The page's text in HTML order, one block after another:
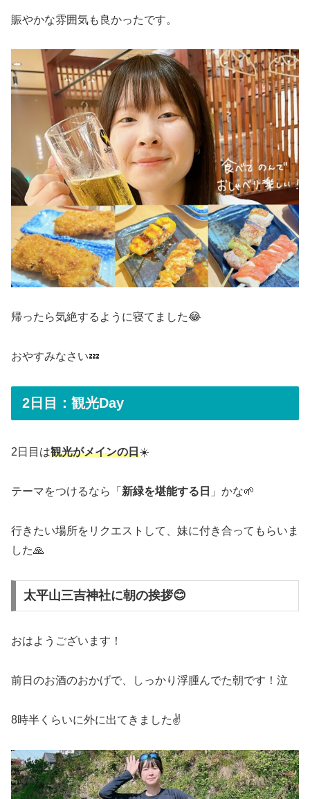
賑やかな雰囲気も良かったです。
帰ったら気絶するように寝てました😂
おやすみなさい💤
2日目：観光Day
2日目は観光がメインの日☀️
テーマをつけるなら「 新緑を堪能する日 」かな🌱
行きたい場所をリクエストして、妹に付き合ってもらいま
した🙏
太平山三吉神社に朝の挨拶😊
おはようございます！
前日のお酒のおかげで、しっかり浮腫んでた朝です！泣
8時半くらいに外に出てきました✌️